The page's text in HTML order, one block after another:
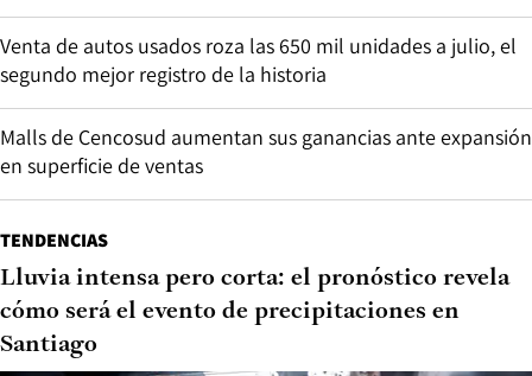
Venta de autos usados roza las 650 mil unidades a julio, el
segundo mejor registro de la historia
Malls de Cencosud aumentan sus ganancias ante expansión
en superficie de ventas
TENDENCIAS
Lluvia intensa pero corta: el pronóstico revela
cómo será el evento de precipitaciones en
Santiago